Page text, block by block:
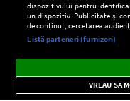
Setări:
Dark
Mode
Radio live,
importante.
dispozitivului pentru
un dispozitiv. Publicitate și
de conținut, cercetarea
Listă parteneri (furnizori)
VREAU SA